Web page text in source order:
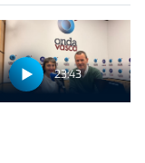
23:43